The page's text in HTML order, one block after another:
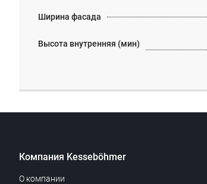
Ширина фасада
Высота внутренняя (мин)
Компания Kesseböhmer
О компании